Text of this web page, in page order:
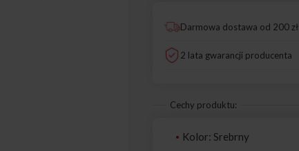
Darmowa dostawa od 200 zł
2 lata gwarancji producenta
Cechy produktu:
Kolor: Srebrny